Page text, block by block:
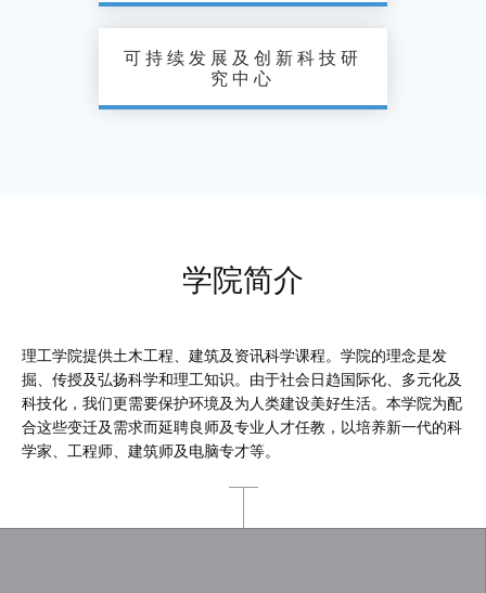
可持续发展及创新科技研
究中心
学院简介
理工学院提供土木工程、建筑及资讯科学课程。学院的理念是发
掘、传授及弘扬科学和理工知识。由于社会日趋国际化、多元化及
科技化，我们更需要保护环境及为人类建设美好生活。本学院为配
合这些变迁及需求而延聘良师及专业人才任教，以培养新一代的科
学家、工程师、建筑师及电脑专才等。